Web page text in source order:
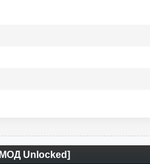
Unlocked]